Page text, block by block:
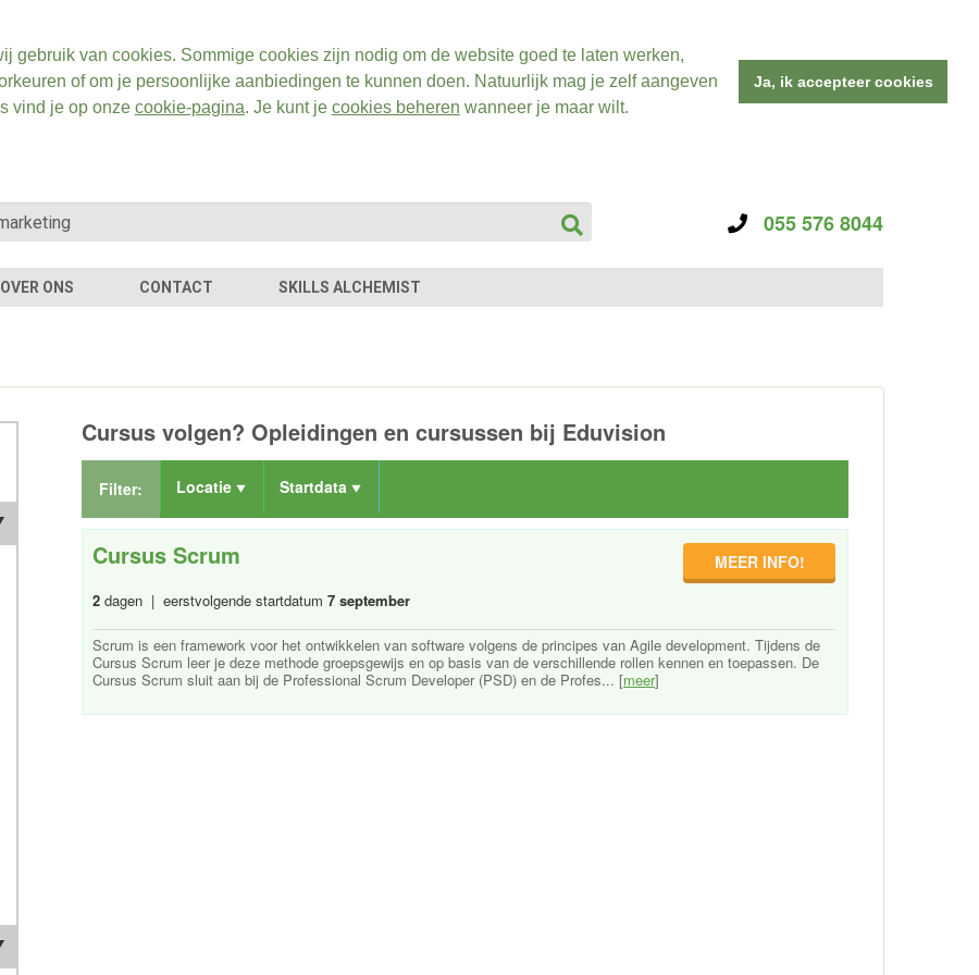
gebruik van cookies. Sommige cookies zijn nodig om de website goed te laten werken,
of om je persoonlijke aanbiedingen te kunnen doen. Natuurlijk mag je zelf aangeven
vind je op onze cookie-pagina. Je kunt je cookies beheren wanneer je maar wilt.
Ja, ik accepteer cookies
055 576 8044
OVER ONS CONTACT SKILLS ALCHEMIST
Cursus volgen? Opleidingen en cursussen bij Eduvision
Filter: Locatie Startdata
Cursus Scrum
2 dagen | eerstvolgende startdatum 7 september
MEER INFO!
Scrum is een framework voor het ontwikkelen van software volgens de principes van Agile development. Tijdens de
Cursus Scrum leer je deze methode groepsgewijs en op basis van de verschillende rollen kennen en toepassen. De
Cursus Scrum sluit aan bij de Professional Scrum Developer (PSD) en de Profes... [meer]